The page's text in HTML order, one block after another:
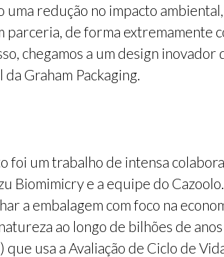
redução no impacto
parceria, de forma extremamente
chegamos a um design
Graham Packaging.
um trabalho de intensa
Biomimicry e a equipe do
a embalagem com foco na
ao longo de bilhões de
usa a Avaliação de Ciclo de